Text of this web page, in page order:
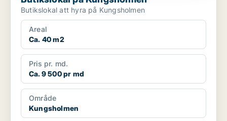
Butikslokal att hyra på Kungsholmen
Areal
Ca. 40 m2
Pris pr. md.
Ca. 9 500 pr md
Område
Kungsholmen